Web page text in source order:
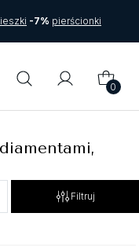
-7% pierścionki
0
Filtruj